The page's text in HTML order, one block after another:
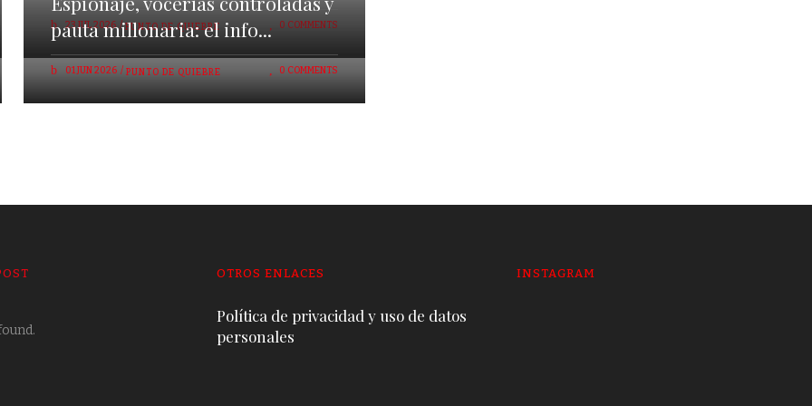
23 JUL 2026 PUNTO DE QUIEBRE 0 COMMENTS
pauta millonaria: el info...
01 JUN 2026 PUNTO DE QUIEBRE 0 COMMENTS
OTROS ENLACES
Política de privacidad y uso de datos
personales
INSTAGRAM